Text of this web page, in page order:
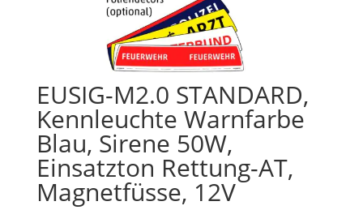
EUSIG-M2.0 STANDARD,
Kennleuchte Warnfarbe
Blau, Sirene 50W,
Einsatzton Rettung-AT,
Magnetfüsse, 12V